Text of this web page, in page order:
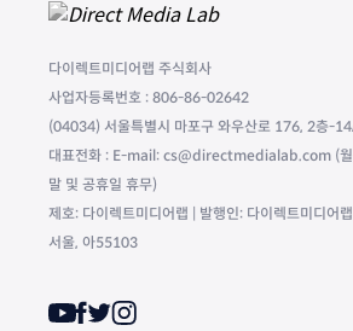
다이렉트미디어랩 주식회사
사업자등록번호 : 806-86-02642
(04034) 서울특별시 마포구 와우산로 176, 2층-
대표전화 : E-mail: cs@directmedialab.com (
말 및 공휴일 휴무)
제호: 다이렉트미디어랩 | 발행인: 다이렉트미디어
서울, 아55103